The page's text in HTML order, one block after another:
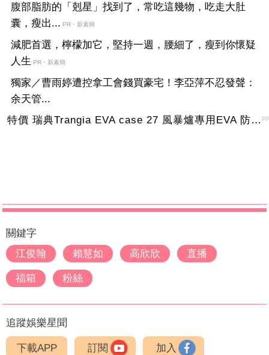
腹部脂肪的「剋星」找到了，常吃這幾物，吃走大肚
囊，瘦出... PR・新素簡
減肥首選，檸檬加它，堅持一週，腰細了，瘦到你懷疑
人生 PR・新素簡
獨家／曹雨婷遭控拿工會錢買豪宅！李亞萍不忍發聲：
余天管...
特價 瑞典Trangia EVA case 27 風暴爐專用EVA 防護外盒(小)-黑
關鍵字
江俊翰
賴慧如 高欣欣 直播
福箱 粉絲
追蹤娛樂星聞
下載APP 訂閱 加入